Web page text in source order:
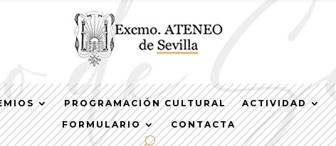
PROGRAMACIÓN CULTURAL ACTIVIDAD
FORMULARIO
CONTACTA